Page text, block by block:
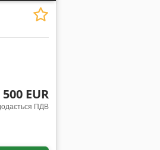
500 EUR
ПДВ